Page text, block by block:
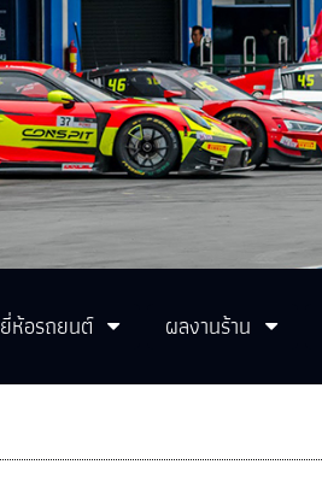
ยี่ห้อรถยนต์ ผลงานร้าน